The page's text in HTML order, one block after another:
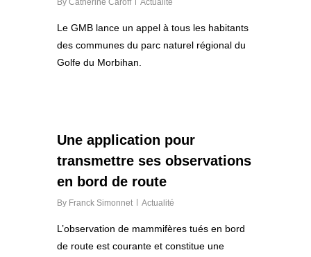
By Catherine Caroff Actualité
Le GMB lance un appel à tous les habitants
des communes du parc naturel régional du
Golfe du Morbihan.
Une application pour
transmettre ses observations
en bord de route
By Franck Simonnet Actualité
L’observation de mammifères tués en bord
de route est courante et constitue une